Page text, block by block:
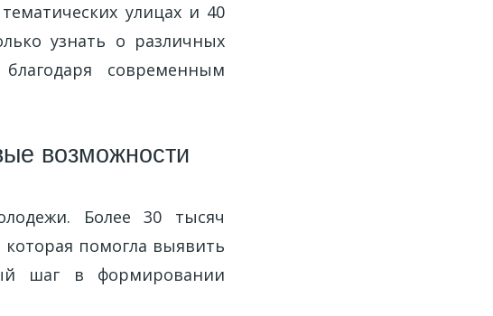
улицах и 40
узнать о различных
современным
возможности
Более 30 тысяч
помогла выявить
шаг в формировании